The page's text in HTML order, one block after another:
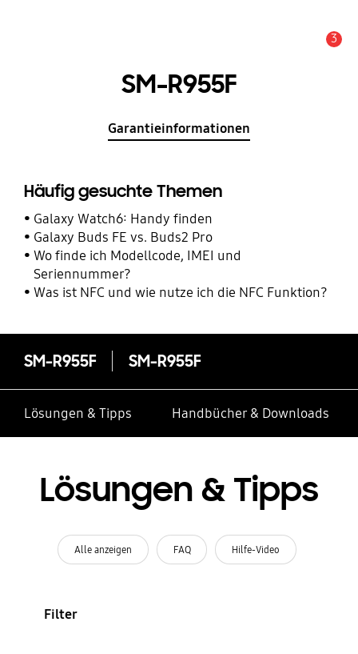
3
SM-R955F
Garantieinformationen
Häufig gesuchte Themen
Galaxy Watch6: Handy finden
Galaxy Buds FE vs. Buds2 Pro
Wo finde ich Modellcode, IMEI und
Seriennummer?
Was ist NFC und wie nutze ich die NFC Funktion?
SM-R955F SM-R955F
Lösungen & Tipps Handbücher & Downloads
Lösungen & Tipps
Alle anzeigen FAQ Hilfe-Video
Filter